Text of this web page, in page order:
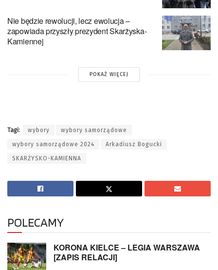
Nie będzie rewolucji, lecz ewolucja –
zapowiada przyszły prezydent Skarżyska-
Kamiennej
POKAŻ WIĘCEJ
Tagi: wybory wybory samorządowe
wybory samorządowe 2024 Arkadiusz Bogucki
SKARŻYSKO-KAMIENNA
POLECAMY
KORONA KIELCE – LEGIA WARSZAWA
[ZAPIS RELACJI]